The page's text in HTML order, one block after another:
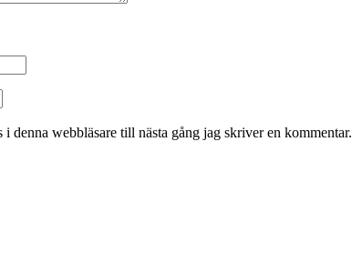
denna webbläsare till nästa gång jag skriver en kommentar.